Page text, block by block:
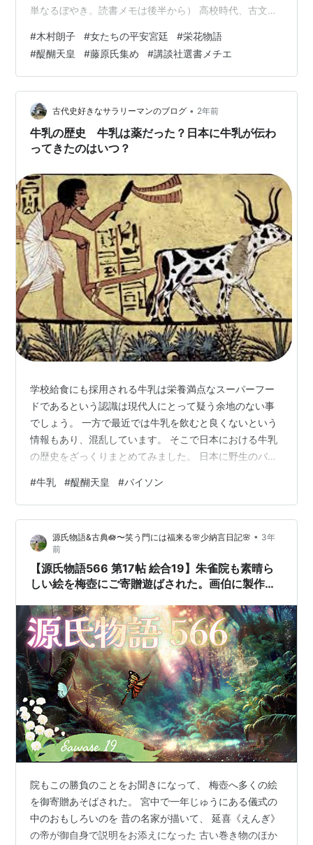
単なるぼやき。読書メモは後半から） 高校時代、古文は
苦手で、定期テストではよく死にかけていた。 どの時代
も苦手だったけど、平安時代は特にダメだった。 あの時
代、藤原さんが多すぎる。 そして、天皇の系譜もややこ
しすぎる。😱 その多くてややこしい人々が、入内や降嫁
で絡みあうから、ますます訳がわからなくなる。 藤原さ
んちの娘を何人…
#木村朗子 #女たちの平安宮廷 #栄花物語
#醍醐天皇 #藤原氏集め #講談社選書メチエ
古代史好きなサラリーマンのブログ • 2年前
牛乳の歴史 牛乳は薬だった？日本に牛乳が伝わ
ってきたのはいつ？
学校給食にも採用される牛乳は栄養満点なスーパーフー
ドであるという認識は現代人にとって疑う余地のない事
でしょう。 一方で最近では牛乳を飲むと良くないという
情報もあり、混乱しています。 そこで日本における牛乳
の歴史をざっくりまとめてみました。 日本に野生のバイ
薬だった牛乳 天皇家に愛された牛乳 醍醐天皇の由来は牛
乳？ 庶民にとっての牛乳 まとめ 日本に野生のバイソン
がいた？ 日本にはいつから牛がいたのでしょうか。 考古
学的には数万年(前旧石器時代)岩手県一関市の金流川（き
んりゅうがわ）流域の金森遺跡（かなもりいせき)から多
量の牛骨化石が発見され…
#牛乳 #醍醐天皇 #バイソン
源氏物語&古典🪷〜笑う門には福来る🌸少納言日記🌸 • 3年
前
【源氏物語566 第17帖 絵合19】朱雀院も素晴ら
しい絵を梅壺にご寄贈遊ばされた。画伯に製作さ
院もこの勝負のことをお聞きになって、 梅壺へ多くの絵
を御寄贈あそばされた。 宮中で一年じゅうにある儀式の
中のおもしろいのを 昔の名家が描いて、 延喜《えんぎ》
の帝が御自身で説明をお添えになった 古い巻き物のほか